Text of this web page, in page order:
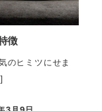
徴
のヒミツにせま